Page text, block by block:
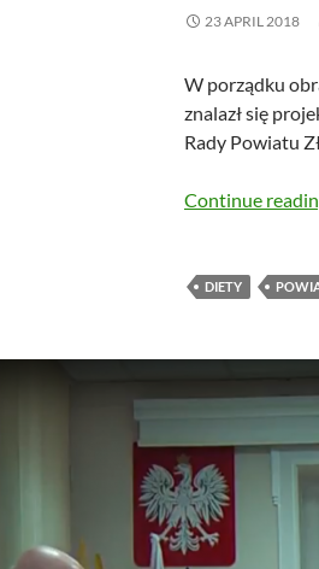
23 APRIL 2018
W porządku
znalazł się
Rady Powiatu
Continue
DIETY